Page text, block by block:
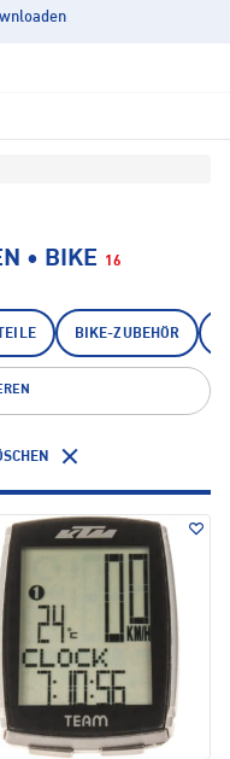
• BIKE 16
BIKE-ZUBEHÖR